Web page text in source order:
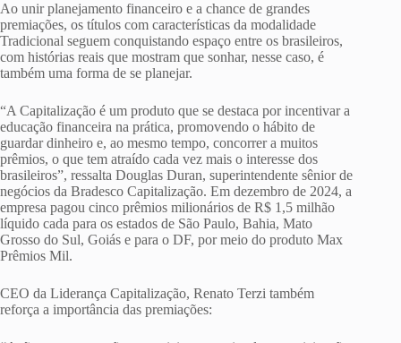
Ao unir planejamento financeiro e a chance de grandes
premiações, os títulos com características da modalidade
Tradicional seguem conquistando espaço entre os brasileiros,
com histórias reais que mostram que sonhar, nesse caso, é
também uma forma de se planejar.
“A Capitalização é um produto que se destaca por incentivar a
educação financeira na prática, promovendo o hábito de
guardar dinheiro e, ao mesmo tempo, concorrer a muitos
prêmios, o que tem atraído cada vez mais o interesse dos
brasileiros”, ressalta Douglas Duran, superintendente sênior de
negócios da Bradesco Capitalização. Em dezembro de 2024, a
empresa pagou cinco prêmios milionários de R$ 1,5 milhão
líquido cada para os estados de São Paulo, Bahia, Mato
Grosso do Sul, Goiás e para o DF, por meio do produto Max
Prêmios Mil.
CEO da Liderança Capitalização, Renato Terzi também
reforça a importância das premiações: